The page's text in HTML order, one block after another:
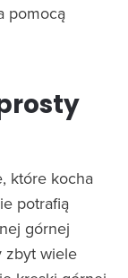
pomocą
które kocha
potrafią
górnej
zbyt wiele